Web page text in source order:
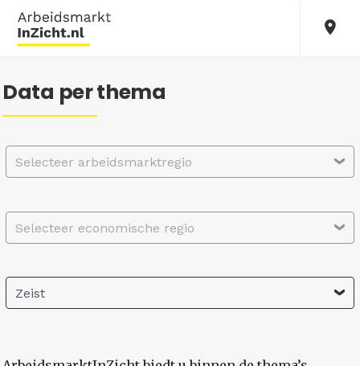
Data per thema
Selecteer arbeidsmarktregio
Selecteer economische regio
Zeist